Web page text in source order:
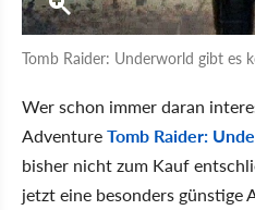
Tomb Raider: Underworld gibt es
Wer schon immer daran
AdventureTomb Raider:
bisher nicht zum Kauf
jetzt eine besonders günstige